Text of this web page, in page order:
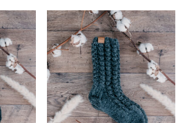
varianti.
Valikuid
saab
teha
tootelehel.
varianti.
Valikuid
saab
teha
tootelehel.